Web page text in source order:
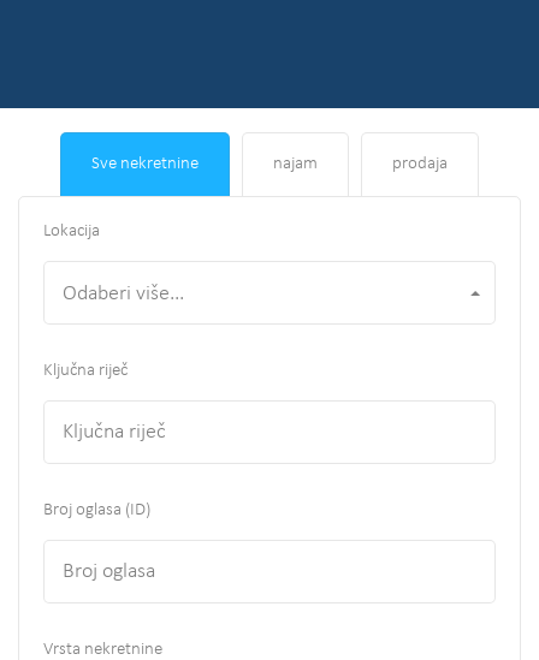
Sve nekretnine najam prodaja
Lokacija
Odaberi više...
Ključna riječ
Broj oglasa (ID)
Vrsta nekretnine